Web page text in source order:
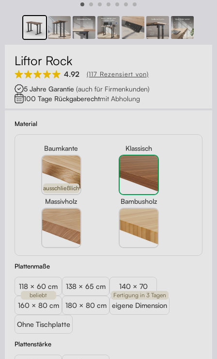
Kabelmanagement
Monitorständer
Tischtrennwände
Rückenlehnen
Kontakt
Liftor Rock
4.92 (117 Rezensiert von)
5 Jahre Garantie (auch für Firmenkunden)
100 Tage Rückgaberechtmit Abholung
Material
Baumkante
ausschließlich
Klassisch
Massivholz Bambusholz
Plattenstärke
Plattenmaße
118 × 60 cm 138 × 65 cm 140 × 70
160 × 80 cm
beliebt
180 × 80 cm eigene Dimension
Fertigung in 3 Tagen
Ohne Tischplatte